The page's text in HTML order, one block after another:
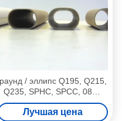
раунд / эллипс Q195, Q215,
Q235, SPHC, SPCC, 08Ю,
08Al сварные стальные
трубы / трубы
Лучшая цена